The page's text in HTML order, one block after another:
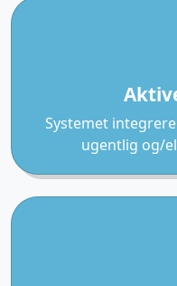
Systemet
ugentlig og/